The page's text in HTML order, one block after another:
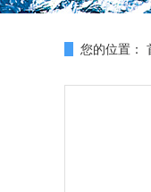
您的位置：